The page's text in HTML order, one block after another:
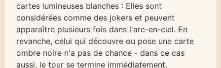
cartes lumineuses blanches : Elles sont
considérées comme des jokers et peuvent
apparaître plusieurs fois dans l'arc-en-ciel. En
revanche, celui qui découvre ou pose une carte
ombre noire n'a pas de chance - dans ce cas
aussi, le tour se termine immédiatement.